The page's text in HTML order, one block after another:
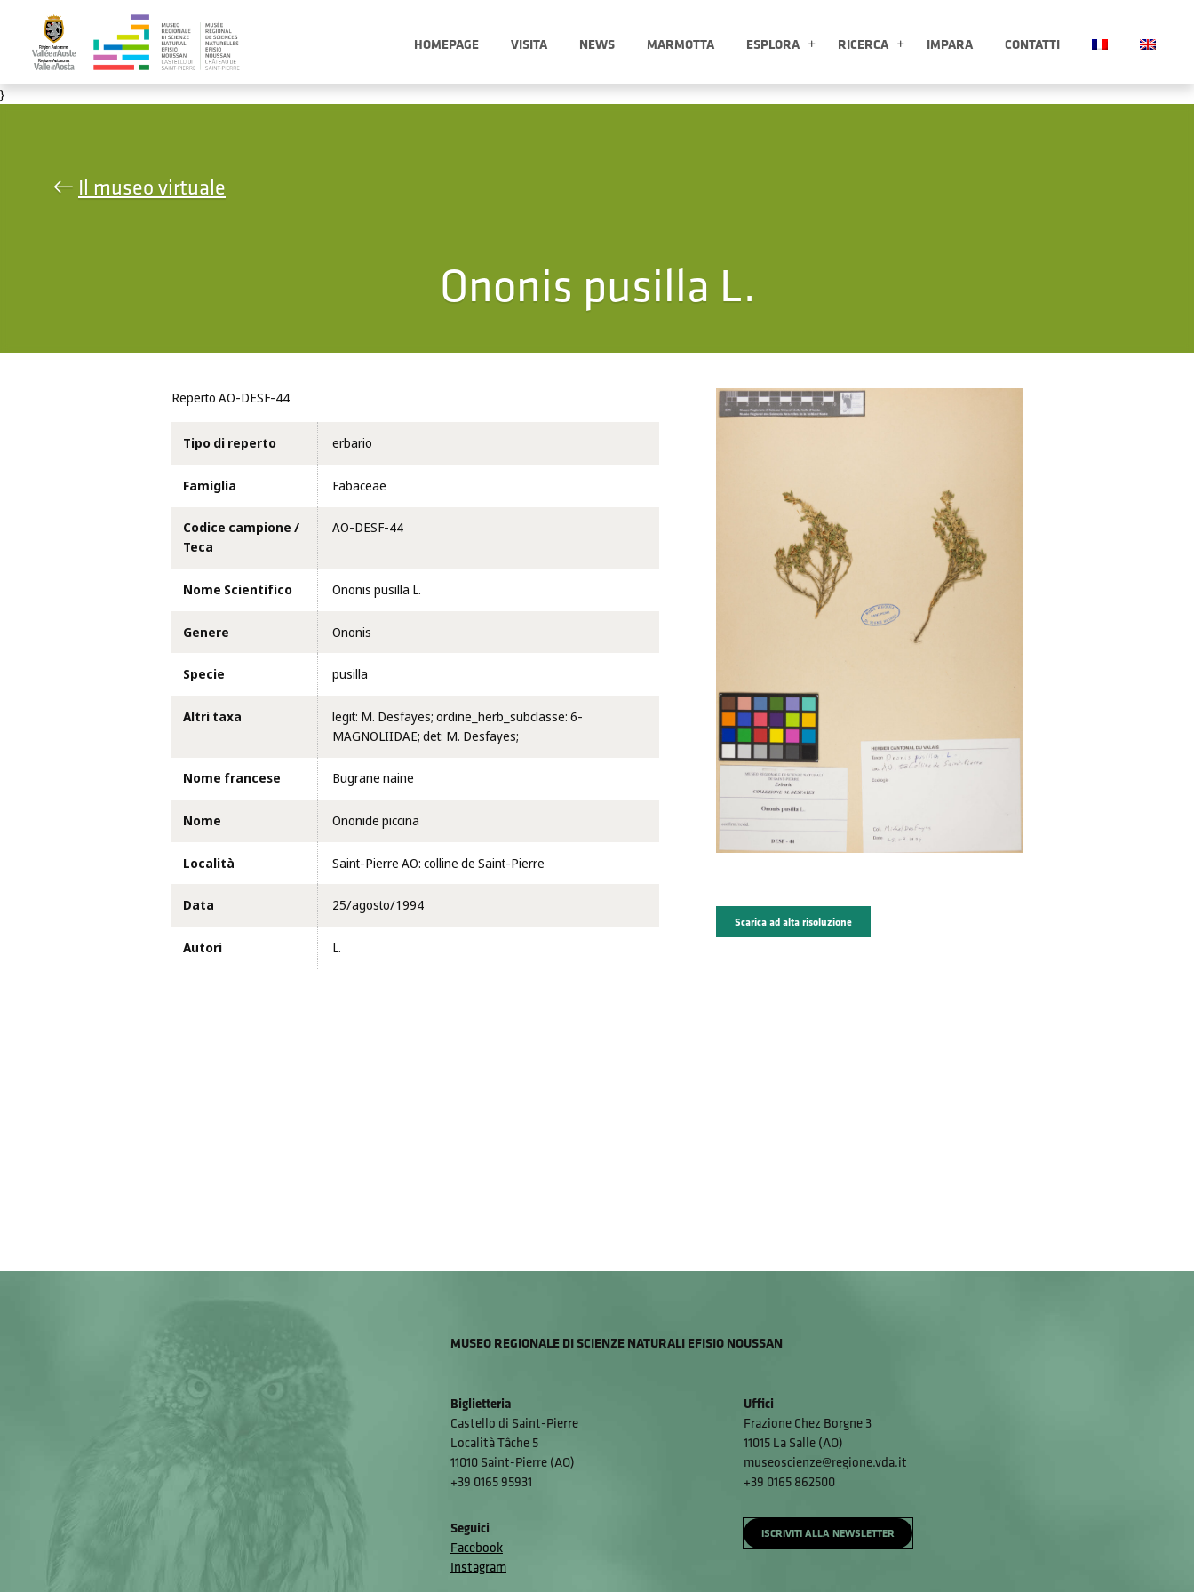
HOMEPAGE VISITA NEWS MARMOTTA ESPLORA RICERCA IMPARA CONTATTI
}
Il museo virtuale
Ononis pusilla L.
Reperto AO-DESF-44
Tipo di reperto erbario
Famiglia Fabaceae
Codice campione /
Teca
AO-DESF-44
Nome Scientifico Ononis pusilla L.
Genere Ononis
Specie pusilla
Altri taxa
legit: M. Desfayes; ordine_herb_subclasse: 6-
MAGNOLIIDAE; det: M. Desfayes;
Nome francese Bugrane naine
Nome Ononide piccina
Località Saint-Pierre AO: colline de Saint-Pierre
Data 25/agosto/1994
Autori L.
Scarica ad alta risoluzione
MUSEO REGIONALE DI SCIENZE NATURALI EFISIO NOUSSAN
Biglietteria
Castello di Saint-Pierre
Località Tâche 5
11010 Saint-Pierre (AO)
+39 0165 95931
Uffici
Frazione Chez Borgne 3
11015 La Salle (AO)
museoscienze@regione.vda.it
+39 0165 862500
Seguici
Facebook
Instagram
ISCRIVITI ALLA NEWSLETTER